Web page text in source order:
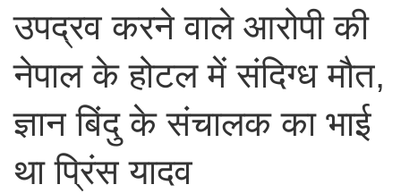
उपद्रव करने वाले आरोपी की
नेपाल के होटल में संदिग्ध मौत,
ज्ञान बिंदु के संचालक का भाई
था प्रिंस यादव